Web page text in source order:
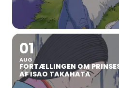
01
AUG
FORTÆLLINGEN OM
AF ISAO TAKAHATA